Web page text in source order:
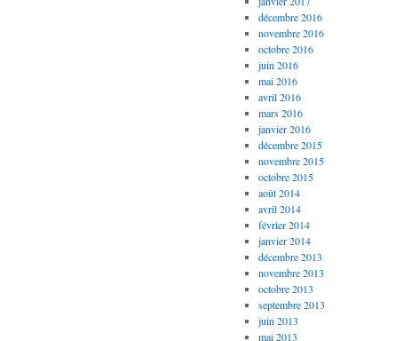
décembre 2016
novembre 2016
octobre 2016
juin 2016
mai 2016
avril 2016
mars 2016
janvier 2016
décembre 2015
novembre 2015
octobre 2015
août 2014
avril 2014
février 2014
janvier 2014
décembre 2013
novembre 2013
octobre 2013
septembre 2013
juin 2013
mai 2013